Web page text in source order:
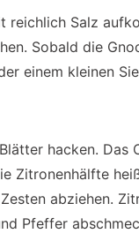
reichlich Salz
Sobald die
einem kleinen
hacken. Das
Zitronenhälfte
abziehen.
Pfeffer